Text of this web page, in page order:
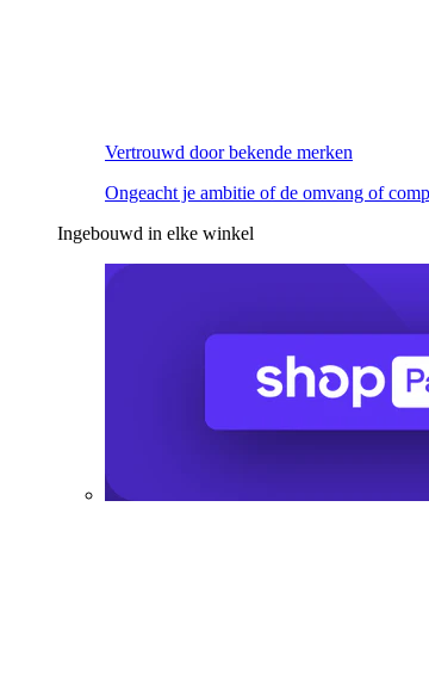
Vertrouwd door bekende merken
Ongeacht je ambitie of de omvang of
Ingebouwd in elke winkel